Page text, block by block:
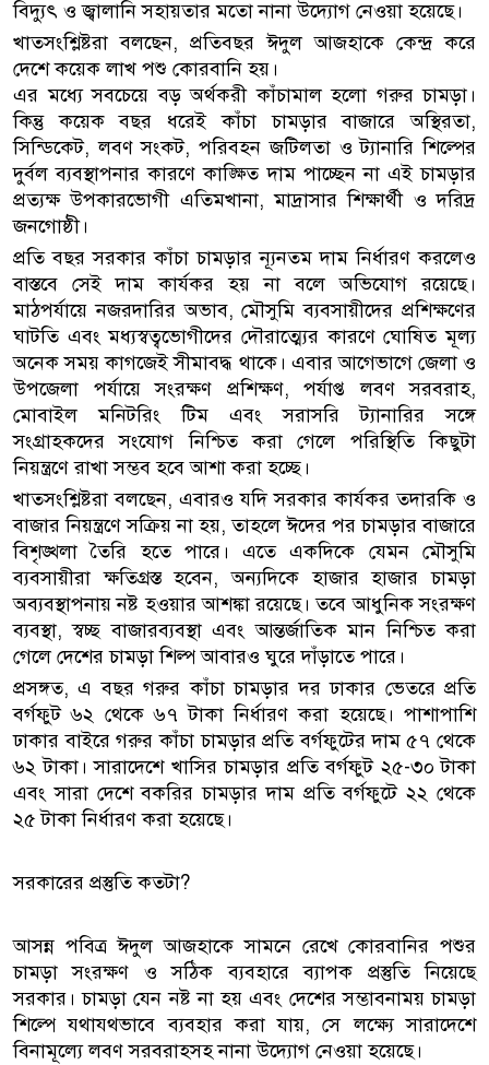
বিদ্যুৎ ও জ্বালানি সহায়তার মতো নানা উদ্যোগ নেওয়া হয়েছে।
খাতসংশ্লিষ্টরা বলছেন, প্রতিবছর ঈদুল আজহাকে কেন্দ্র করে
দেশে কয়েক লাখ পশু কোরবানি হয়।
এর মধ্যে সবচেয়ে বড় অর্থকরী কাঁচামাল হলো গরুর চামড়া।
কিন্তু কয়েক বছর ধরেই কাঁচা চামড়ার বাজারে অস্থিরতা,
সিন্ডিকেট, লবণ সংকট, পরিবহন জটিলতা ও ট্যানারি শিল্পের
দুর্বল ব্যবস্থাপনার কারণে কাঙ্ক্ষিত দাম পাচ্ছেন না এই চামড়ার
প্রত্যক্ষ উপকারভোগী এতিমখানা, মাদ্রাসার শিক্ষার্থী ও দরিদ্র
জনগোষ্ঠী।
প্রতি বছর সরকার কাঁচা চামড়ার ন্যূনতম দাম নির্ধারণ করলেও
বাস্তবে সেই দাম কার্যকর হয় না বলে অভিযোগ রয়েছে।
মাঠপর্যায়ে নজরদারির অভাব, মৌসুমি ব্যবসায়ীদের প্রশিক্ষণের
ঘাটতি এবং মধ্যস্বত্বভোগীদের দৌরাত্ম্যের কারণে ঘোষিত মূল্য
অনেক সময় কাগজেই সীমাবদ্ধ থাকে। এবার আগেভাগে জেলা ও
উপজেলা পর্যায়ে সংরক্ষণ প্রশিক্ষণ, পর্যাপ্ত লবণ সরবরাহ,
মোবাইল মনিটরিং টিম এবং সরাসরি ট্যানারির সঙ্গে
সংগ্রাহকদের সংযোগ নিশ্চিত করা গেলে পরিস্থিতি কিছুটা
নিয়ন্ত্রণে রাখা সম্ভব হবে আশা করা হচ্ছে।
খাতসংশ্লিষ্টরা বলছেন, এবারও যদি সরকার কার্যকর তদারকি ও
বাজার নিয়ন্ত্রণে সক্রিয় না হয়, তাহলে ঈদের পর চামড়ার বাজারে
বিশৃঙ্খলা তৈরি হতে পারে। এতে একদিকে যেমন মৌসুমি
ব্যবসায়ীরা ক্ষতিগ্রস্ত হবেন, অন্যদিকে হাজার হাজার চামড়া
অব্যবস্থাপনায় নষ্ট হওয়ার আশঙ্কা রয়েছে। তবে আধুনিক সংরক্ষণ
ব্যবস্থা, স্বচ্ছ বাজারব্যবস্থা এবং আন্তর্জাতিক মান নিশ্চিত করা
গেলে দেশের চামড়া শিল্প আবারও ঘুরে দাঁড়াতে পারে।
প্রসঙ্গত, এ বছর গরুর কাঁচা চামড়ার দর ঢাকার ভেতরে প্রতি
বর্গফুট ৬২ থেকে ৬৭ টাকা নির্ধারণ করা হয়েছে। পাশাপাশি
ঢাকার বাইরে গরুর কাঁচা চামড়ার প্রতি বর্গফুটের দাম ৫৭ থেকে
৬২ টাকা। সারাদেশে খাসির চামড়ার প্রতি বর্গফুট ২৫-৩০ টাকা
এবং সারা দেশে বকরির চামড়ার দাম প্রতি বর্গফুটে ২২ থেকে
২৫ টাকা নির্ধারণ করা হয়েছে।
সরকারের প্রস্তুতি কতটা?
আসন্ন পবিত্র ঈদুল আজহাকে সামনে রেখে কোরবানির পশুর
চামড়া সংরক্ষণ ও সঠিক ব্যবহারে ব্যাপক প্রস্তুতি নিয়েছে
সরকার। চামড়া যেন নষ্ট না হয় এবং দেশের সম্ভাবনাময় চামড়া
শিল্পে যথাযথভাবে ব্যবহার করা যায়, সে লক্ষ্যে সারাদেশে
বিনামূল্যে লবণ সরবরাহসহ নানা উদ্যোগ নেওয়া হয়েছে।